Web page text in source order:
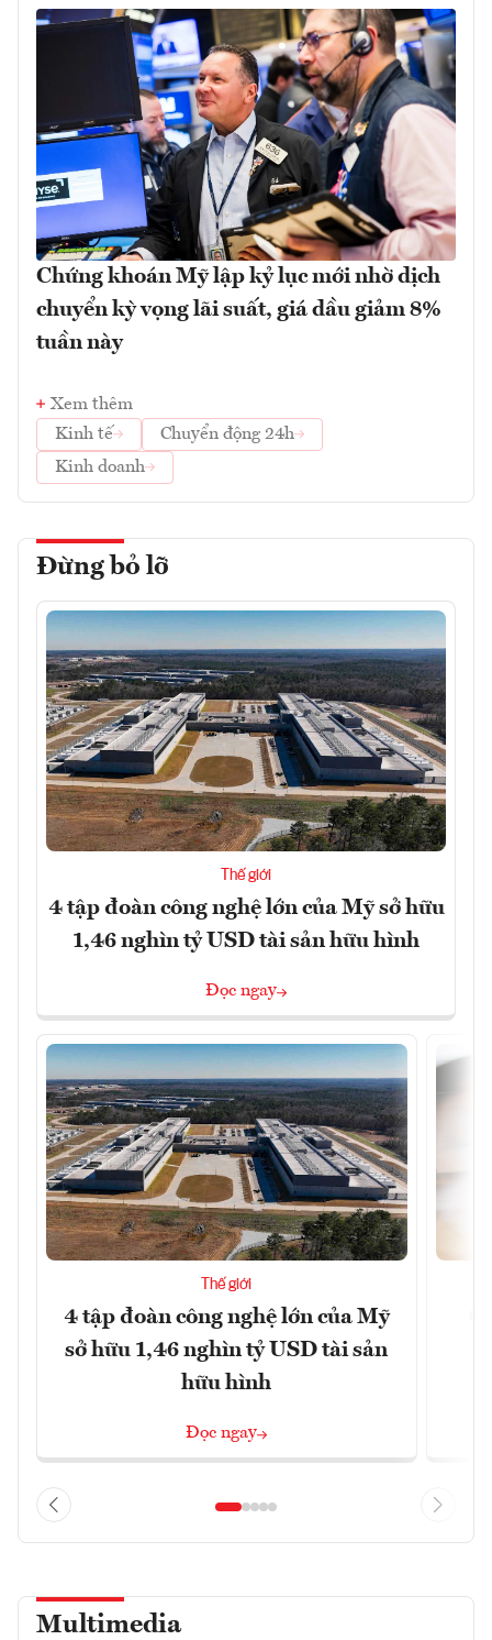
Chứng khoán Mỹ lập kỷ lục mới nhờ dịch
chuyển kỳ vọng lãi suất, giá dầu giảm 8%
tuần này
Xem thêm
Kinh tế
Chuyển động 24h
Kinh doanh
Đừng bỏ lỡ
Thế giới
4 tập đoàn công nghệ lớn của Mỹ sở hữu
1,46 nghìn tỷ USD tài sản hữu hình
Đọc ngay
Thế giới
4 tập đoàn công nghệ lớn của Mỹ
sở hữu 1,46 nghìn tỷ USD tài sản
hữu hình
Đọc ngay
Multimedia